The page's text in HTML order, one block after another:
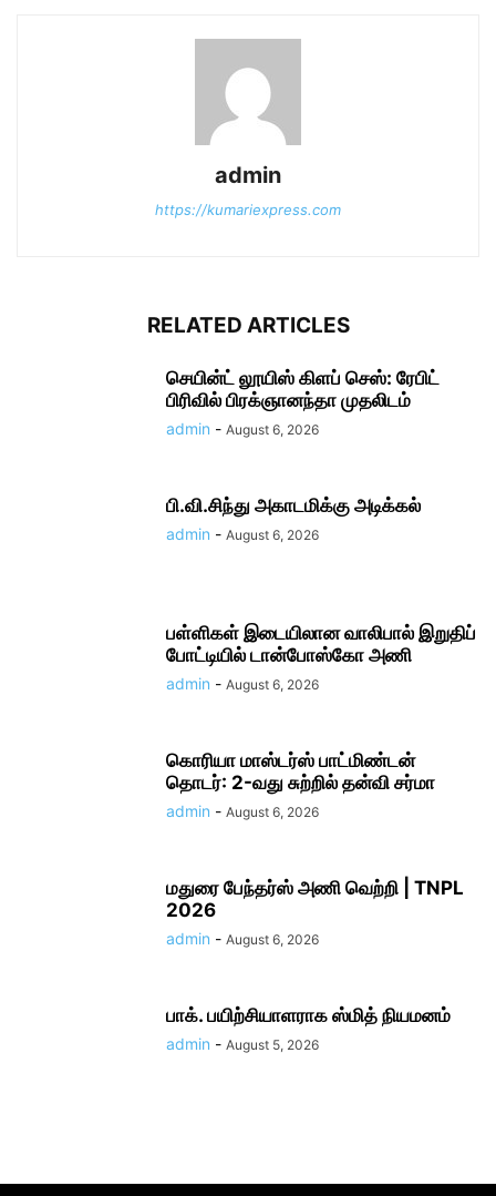
admin
https://kumariexpress.com
RELATED ARTICLES
செயின்ட் லூயிஸ் கிளப் செஸ்: ரேபிட்
பிரிவில் பிரக்ஞானந்தா முதலிடம்
admin - August 6, 2026
பி.வி.சிந்து அகாடமிக்கு அடிக்கல்
admin - August 6, 2026
பள்ளிகள் இடையிலான வாலிபால் இறுதிப்
போட்டியில் டான்போஸ்கோ அணி
admin - August 6, 2026
கொரியா மாஸ்டர்ஸ் பாட்மிண்டன்
தொடர்: 2-வது சுற்றில் தன்வி சர்மா
admin - August 6, 2026
மதுரை பேந்தர்ஸ் அணி வெற்றி | TNPL
2026
admin - August 6, 2026
பாக். பயிற்சியாளராக ஸ்மித் நியமனம்
admin - August 5, 2026